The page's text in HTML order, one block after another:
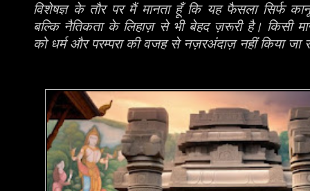
विशेषज्ञ के तौर पर मैं मानता हूँ कि यह फैसला सिर्फ
बल्कि नैतिकता के लिहाज़ से भी बेहद ज़रूरी है। किसी
को धर्म और परम्परा की वजह से नज़रअंदाज़ नहीं किया जा